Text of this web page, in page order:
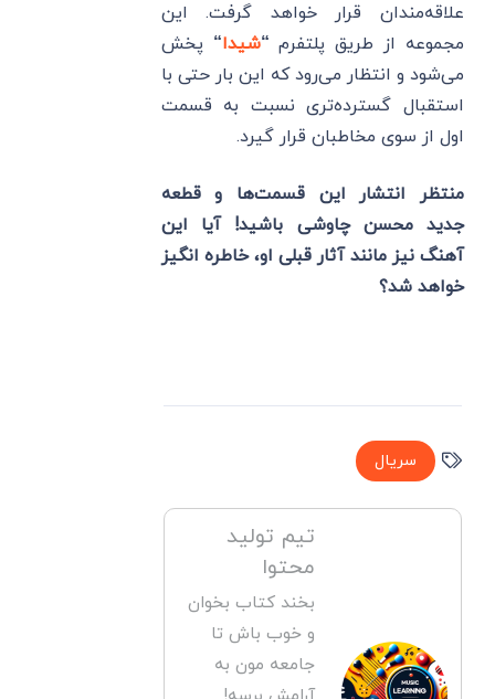
علاقه‌مندان قرار خواهد گرفت. این
مجموعه از طریق پلتفرم “شیدا“ پخش
می‌شود و انتظار می‌رود که این بار حتی با
استقبال گسترده‌‌تری نسبت به قسمت
اول از سوی مخاطبان قرار گیرد.
منتظر انتشار این قسمت‌ها و قطعه
جدید محسن چاوشی باشید! آیا این
آهنگ نیز مانند آثار قبلی او، خاطره انگیز
خواهد شد؟
سریال
تیم تولید
محتوا
بخند کتاب بخوان
و خوب باش تا
جامعه مون به